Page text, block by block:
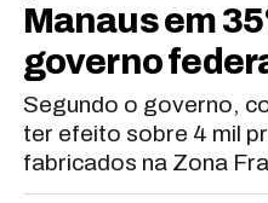
Manaus em
governo
Segundo o governo,
ter efeito sobre 4 mil
fabricados na Zona